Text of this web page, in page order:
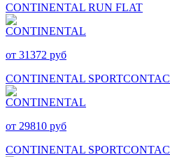
CONTINENTAL RUN FLAT
от 31372 руб
CONTINENTAL
от 29810 руб
CONTINENTAL